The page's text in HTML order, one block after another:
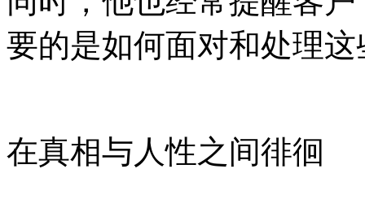
要的是如何面对和处理
在真相与人性之间徘徊